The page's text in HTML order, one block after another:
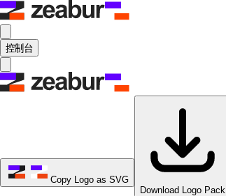
控制台
Copy Logo as SVG
Download Logo Pack